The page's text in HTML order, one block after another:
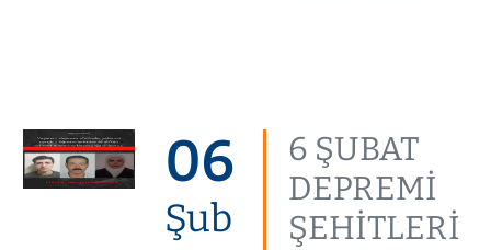
06
Şub
6 ŞUBAT
DEPREMİ
ŞEHİTLERİ